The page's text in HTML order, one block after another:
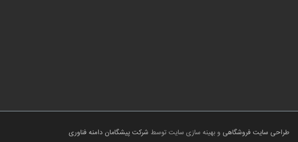
طراحی سایت فروشگاهی و بهینه سازی سایت توسط شرکت پیشگامان دامنه فناوری